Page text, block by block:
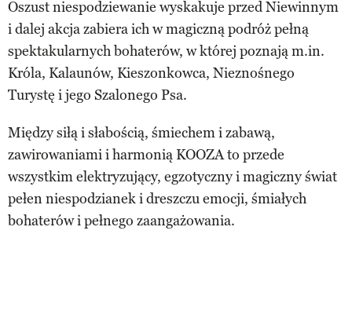
Oszust niespodziewanie wyskakuje przed Niewinnym
i dalej akcja zabiera ich w magiczną podróż pełną
spektakularnych bohaterów, w której poznają m.in.
Króla, Kalaunów, Kieszonkowca, Nieznośnego
Turystę i jego Szalonego Psa.
Między siłą i słabością, śmiechem i zabawą,
zawirowaniami i harmonią KOOZA to przede
wszystkim elektryzujący, egzotyczny i magiczny świat
pełen niespodzianek i dreszczu emocji, śmiałych
bohaterów i pełnego zaangażowania.